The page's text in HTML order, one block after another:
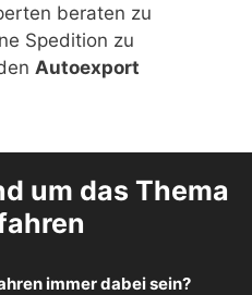
beraten zu
Spedition zu
Autoexport
um das Thema
immer dabei sein?